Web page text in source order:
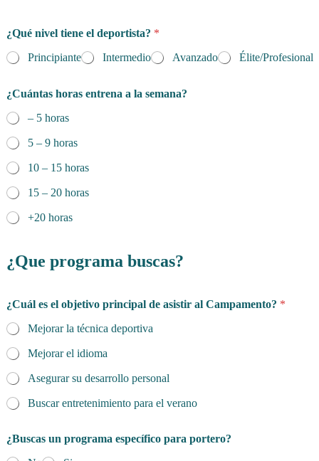
¿Qué nivel tiene el deportista? *
Principiante
Intermedio Avanzado Élite/Profesional
¿Cuántas horas entrena a la semana?
– 5 horas
5 – 9 horas
10 – 15 horas
15 – 20 horas
+20 horas
¿Que programa buscas?
¿Cuál es el objetivo principal de asistir al Campamento? *
Mejorar la técnica deportiva
Mejorar el idioma
Asegurar su desarrollo personal
Buscar entretenimiento para el verano
¿Buscas un programa específico para portero?